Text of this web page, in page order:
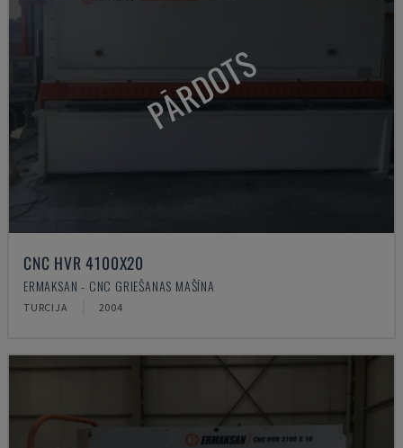
PĀRDOTS
CNC HVR 4100X20
ERMAKSAN - CNC GRIEŠANAS MAŠĪNA
TURCIJA 2004